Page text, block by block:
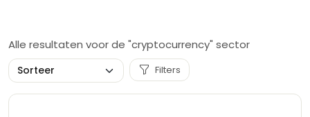
Alle resultaten voor de "cryptocurrency" sector
Filters